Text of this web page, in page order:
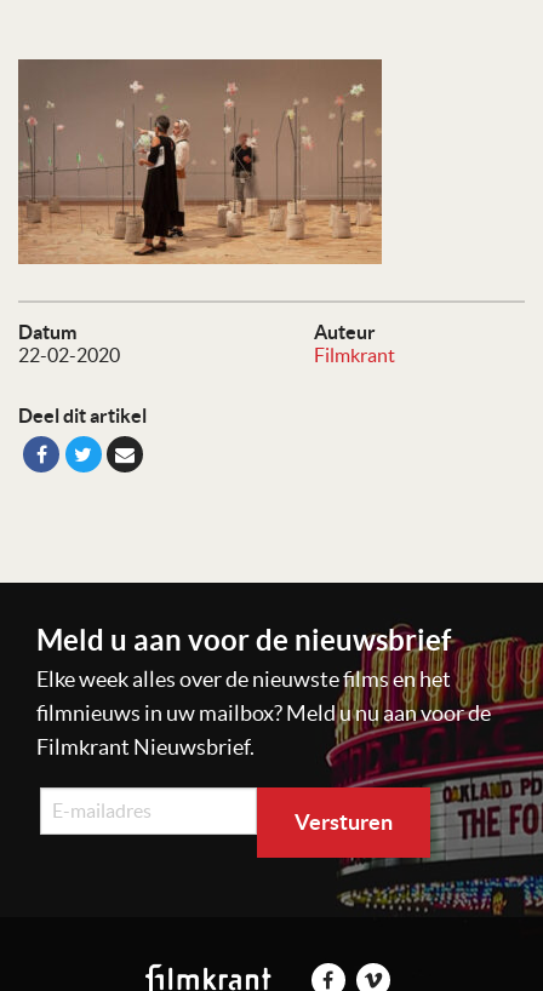
Datum
22-02-2020
Auteur
Filmkrant
Deel dit artikel
Meld u aan voor de nieuwsbrief
Elke week alles over de nieuwste films en het
filmnieuws in uw mailbox? Meld u nu aan voor de
Filmkrant Nieuwsbrief.